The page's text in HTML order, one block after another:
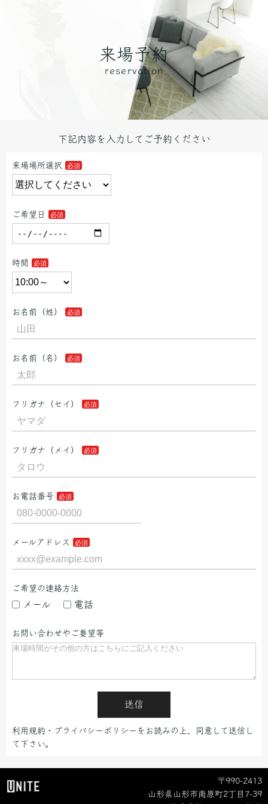
来場予約
reservation
下記内容を入力してご予約ください
来場場所選択
ご希望日
時間
お名前（姓）
お名前（名）
フリガナ（セイ）
フリガナ（メイ）
お電話番号
メールアドレス
ご希望の連絡方法
メール 電話
お問い合わせやご要望等
送信
利用規約・プライバシーポリシーをお読みの上、同意して送信し
て下さい。
〒990-2413
山形県山形市南原町2丁目7-39